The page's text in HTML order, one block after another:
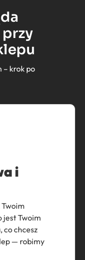
przy
– krok po
i
jest Twoim
co chcesz
— robimy